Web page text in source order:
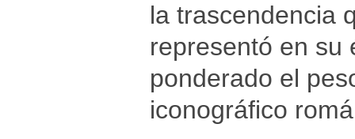
la trascendencia
representó en su
ponderado el
iconográfico